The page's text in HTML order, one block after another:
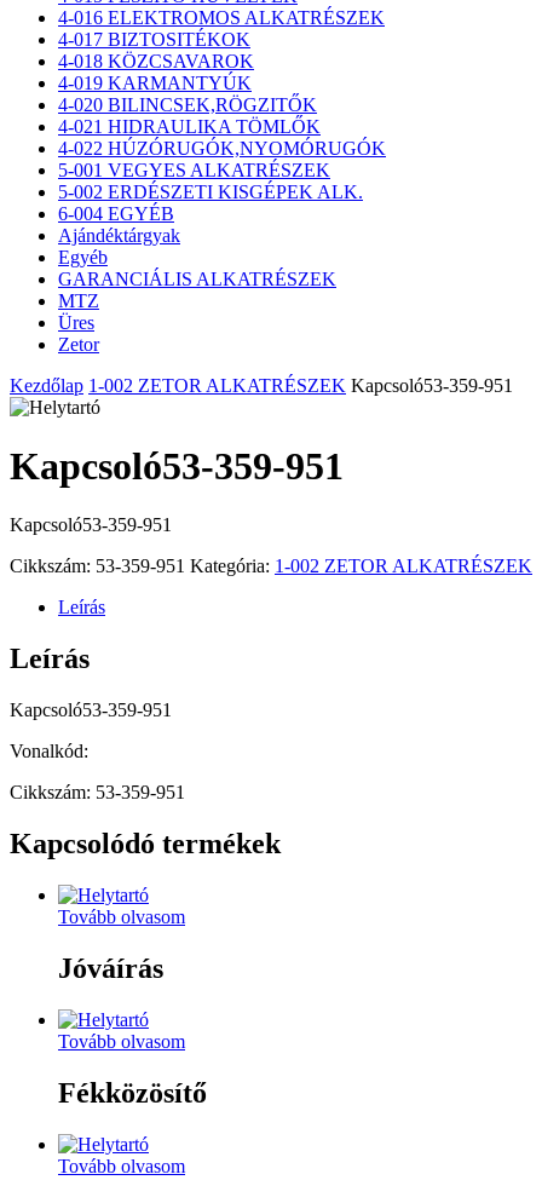
4-016 ELEKTROMOS ALKATRÉSZEK
4-017 BIZTOSITÉKOK
4-018 KÖZCSAVAROK
4-019 KARMANTYÚK
4-020 BILINCSEK,RÖGZITŐK
4-021 HIDRAULIKA TÖMLŐK
4-022 HÚZÓRUGÓK,NYOMÓRUGÓK
5-001 VEGYES ALKATRÉSZEK
5-002 ERDÉSZETI KISGÉPEK ALK.
6-004 EGYÉB
Ajándéktárgyak
Egyéb
GARANCIÁLIS ALKATRÉSZEK
MTZ
Üres
Zetor
Kezdőlap 1-002 ZETOR ALKATRÉSZEK Kapcsoló53-359-951
Kapcsoló53-359-951
Kapcsoló53-359-951
Cikkszám: 53-359-951 Kategória: 1-002 ZETOR ALKATRÉSZEK
Leírás
Leírás
Kapcsoló53-359-951
Vonalkód:
Cikkszám: 53-359-951
Kapcsolódó termékek
Tovább olvasom
Jóváírás
Tovább olvasom
Fékközösítő
Tovább olvasom